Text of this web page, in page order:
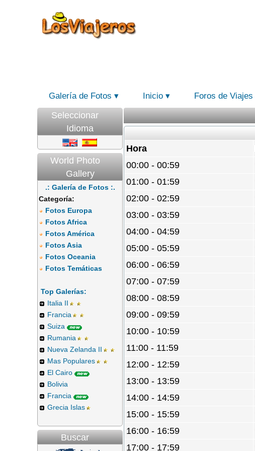
Galería de Fotos Inicio Foros de Viajes
Seleccionar
Idioma
World Photo
Gallery
.: Galería de Fotos :.
Categoría:
Fotos Europa
Fotos Africa
Fotos América
Fotos Asia
Fotos Oceania
Fotos Temáticas
Top Galerías:
Italia II
Francia
Suiza
Rumania
Nueva Zelanda II
Mas Populares
El Cairo
Bolivia
Francia
Grecia Islas
Buscar
Hora
00:00 - 00:59
01:00 - 01:59
02:00 - 02:59
03:00 - 03:59
04:00 - 04:59
05:00 - 05:59
06:00 - 06:59
07:00 - 07:59
08:00 - 08:59
09:00 - 09:59
10:00 - 10:59
11:00 - 11:59
12:00 - 12:59
13:00 - 13:59
14:00 - 14:59
15:00 - 15:59
16:00 - 16:59
17:00 - 17:59